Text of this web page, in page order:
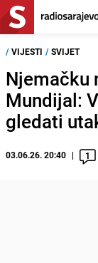
/ VIJESTI / SVIJET
Njemačku
Mundijal:
gledati
03.06.26. 20:40 1